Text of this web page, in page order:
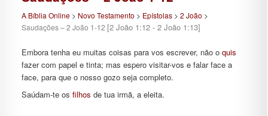
A Bíblia Online> Novo Testamento > Epístolas> 2 João >
Saudações – 2 João 1-12 [2 João 1:12 - 2 João 1:13]
Embora tenha eu muitas coisas para vos escrever, não o quis
fazer com papel e tinta; mas espero visitar-vos e falar face a
face, para que o nosso gozo seja completo.
Saúdam-te os filhos de tua irmã, a eleita.